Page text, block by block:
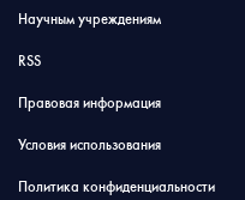
Научным учреждениям
RSS
Правовая информация
Условия использования
Политика конфиденциальности